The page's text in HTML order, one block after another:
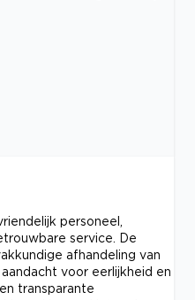
personeel,
service. De
afhandeling van
voor eerlijkheid en
transparante